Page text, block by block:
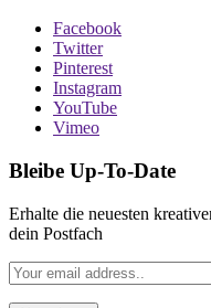
Facebook
Twitter
Pinterest
Instagram
YouTube
Vimeo
Bleibe Up-To-Date
Erhalte die neuesten
dein Postfach